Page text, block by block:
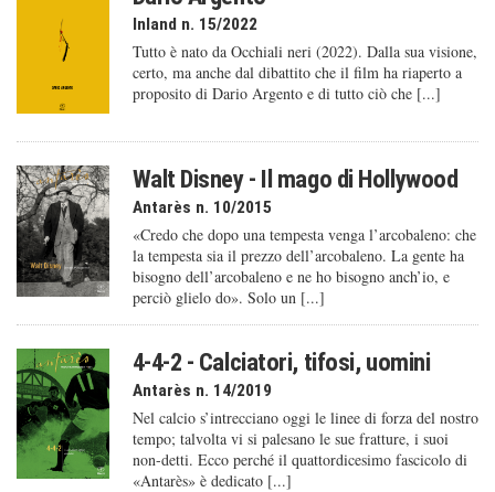
Inland n. 15/2022
Tutto è nato da Occhiali neri (2022). Dalla sua visione,
certo, ma anche dal dibattito che il film ha riaperto a
proposito di Dario Argento e di tutto ciò che [...]
Walt Disney - Il mago di Hollywood
Antarès n. 10/2015
«Credo che dopo una tempesta venga l’arcobaleno: che
la tempesta sia il prezzo dell’arcobaleno. La gente ha
bisogno dell’arcobaleno e ne ho bisogno anch’io, e
perciò glielo do». Solo un [...]
4-4-2 - Calciatori, tifosi, uomini
Antarès n. 14/2019
Nel calcio s’intrecciano oggi le linee di forza del nostro
tempo; talvolta vi si palesano le sue fratture, i suoi
non-detti. Ecco perché il quattordicesimo fascicolo di
«Antarès» è dedicato [...]